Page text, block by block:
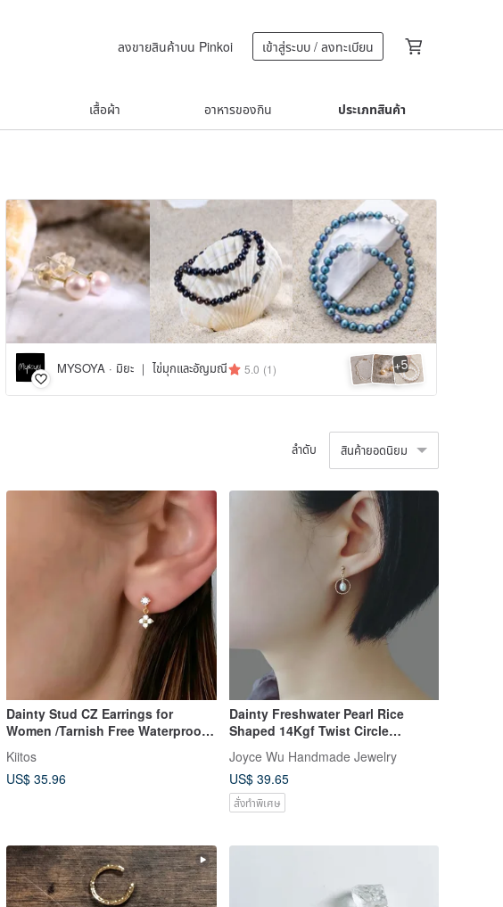
ลงขายสินค้าบน Pinkoi เข้าสู่ระบบ / ลงทะเบียน
เสื้อผ้า อาหารของกิน ประเภทสินค้า
MYSOYA · มิยะ ｜ ไข่มุกและอัญมณี 5.0 (1) +5
ลำดับ สินค้ายอดนิยม
Dainty Stud CZ Earrings for
Women /Tarnish Free Waterproof
Jewellery
Kiitos
US$ 35.96
Dainty Freshwater Pearl Rice
Shaped 14Kgf Twist Circle
Earrings
Joyce Wu Handmade Jewelry
US$ 39.65
สั่งทำพิเศษ